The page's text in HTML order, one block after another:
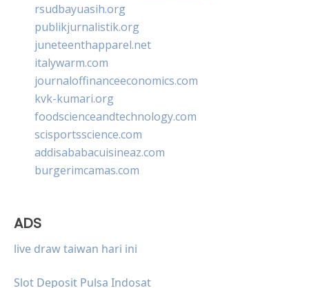
rsudbayuasih.org
publikjurnalistik.org
juneteenthapparel.net
italywarm.com
journaloffinanceeconomics.com
kvk-kumari.org
foodscienceandtechnology.com
scisportsscience.com
addisababacuisineaz.com
burgerimcamas.com
ADS
live draw taiwan hari ini
Slot Deposit Pulsa Indosat